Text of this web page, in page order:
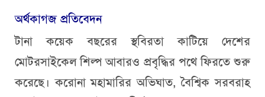
অর্থকাগজ প্রতিবেদন
টানা কয়েক বছরের স্থবিরতা কাটিয়ে দেশের
মোটরসাইকেল শিল্প আবারও প্রবৃদ্ধির পথে ফিরতে শুরু
করেছে। করোনা মহামারির অভিঘাত, বৈশ্বিক সরবরাহ